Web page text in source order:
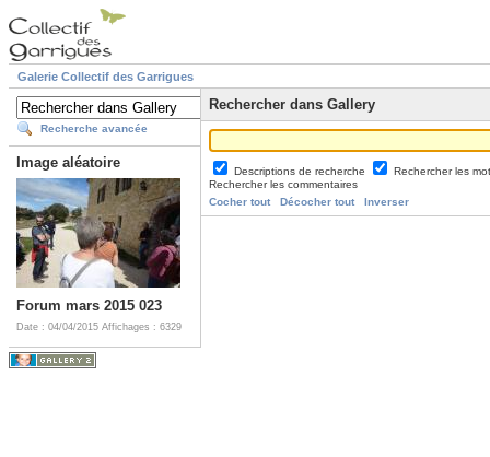
Galerie Collectif des Garrigues
Recherche avancée
Image aléatoire
Forum mars 2015 023
Date : 04/04/2015 Affichages : 6329
Rechercher dans Gallery
Descriptions de recherche
Rechercher les
Rechercher les commentaires
Cocher tout
Décocher tout Inverser